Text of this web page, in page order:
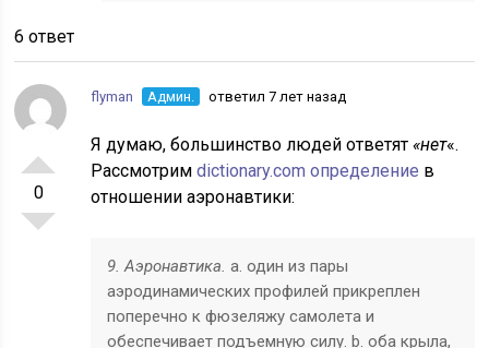
6 ответ
0
flyman Админ. ответил 7 лет назад
Я думаю, большинство людей ответят«нет«.
Рассмотримdictionary.com определение в
отношении аэронавтики:
9. Аэронавтика.а. один из пары
аэродинамических профилей прикреплен
поперечно к фюзеляжу самолета и
обеспечивает подъемную силу. b. оба крыла,